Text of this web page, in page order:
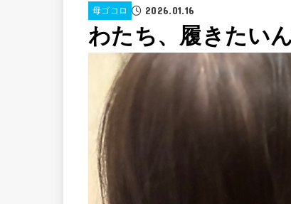
母ゴコロ 2026.01.16
わたち、履きたい